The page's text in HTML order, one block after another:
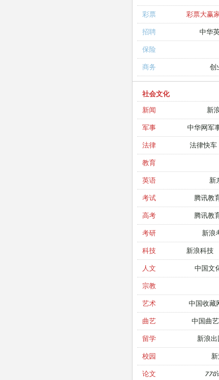
彩票 彩票大赢
招聘 中华
保险
商务 创
社会文化
新闻
新
军事 中华网军
法律 法律快车
教育
英语 新
考试 腾讯教
高考 腾讯教
考研 新浪
科技 新浪科技
人文 中国文
宗教
艺术 中国收藏
曲艺 中国曲
留学 新浪
校园
论文 778